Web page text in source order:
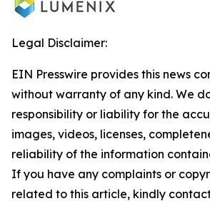
Legal Disclaimer:
EIN Presswire provides this news
without warranty of any kind. We
responsibility or liability for the
images, videos, licenses,
reliability of the information
If you have any complaints or
related to this article, kindly